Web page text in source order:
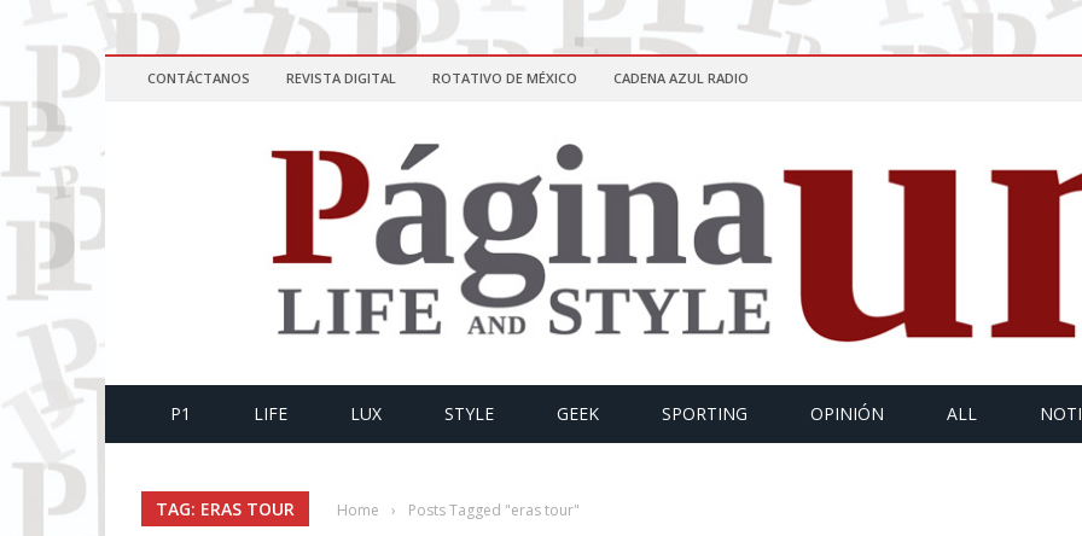
CONTÁCTANOS REVISTA DIGITAL ROTATIVO DE MÉXICO CADENA AZUL RADIO
P1 LIFE LUX STYLE GEEK SPORTING OPINIÓN ALL
TAG: ERAS TOUR Home › Posts Tagged "eras tour"